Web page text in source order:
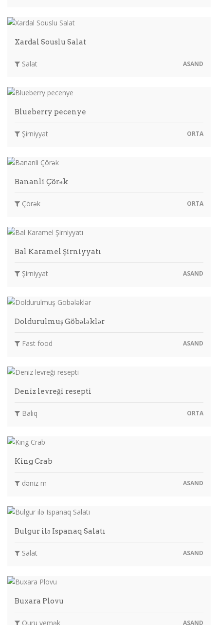
Xardal Souslu Salat
Salat ASAND
Blueberry pecenye
Şirniyyat ORTA
Bananli Çörək
Çörək ORTA
Bal Karamel Şirniyyatı
Şirniyyat ASAND
Doldurulmuş Göbələklər
Fast food ASAND
Deniz levreği resepti
Balıq ORTA
King Crab
dəniz m ASAND
Bulgur ilə Ispanaq Salatı
Salat ASAND
Buxara Plovu
Quru yemək ASAND